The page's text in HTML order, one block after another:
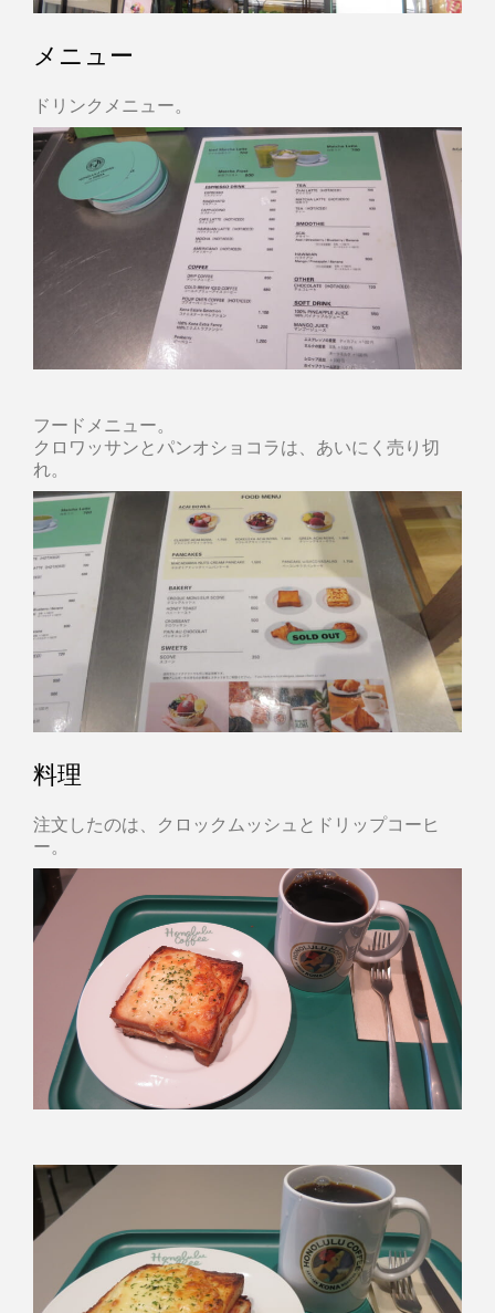
メニュー
ドリンクメニュー。
フードメニュー。
クロワッサンとパンオショコラは、あいにく売り切
れ。
料理
注文したのは、クロックムッシュとドリップコーヒ
ー。